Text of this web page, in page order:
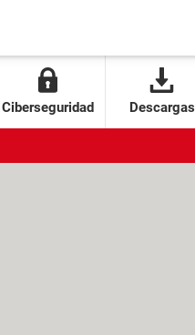
Ciberseguridad Descargas